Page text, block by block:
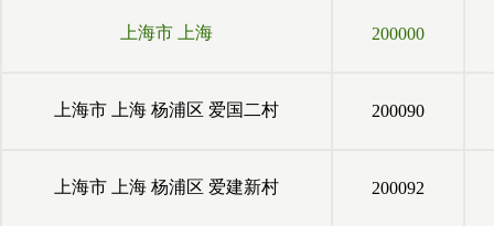
上海市 上海 200000
上海市 上海 杨浦区 爱国二村 200090
上海市 上海 杨浦区 爱建新村 200092